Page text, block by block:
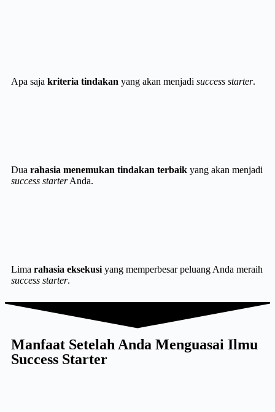
Apa saja kriteria tindakan yang akan menjadi success starter.
Dua rahasia menemukan tindakan terbaik yang akan menjadi
success starterAnda.
Lima rahasia eksekusi yang memperbesar peluang Anda meraih
success starter.
Manfaat Setelah Anda Menguasai Ilmu
Success Starter